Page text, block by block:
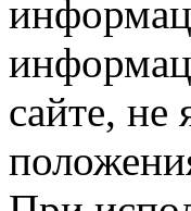
сайте, не